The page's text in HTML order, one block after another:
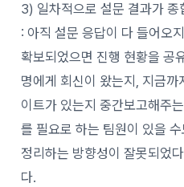
3) 일차적으로 설문 결과가 종
: 아직 설문 응답이 다 들어오
확보되었으면 진행 현황을 공
명에게 회신이 왔는지, 지금
이트가 있는지 중간보고해주
를 필요로 하는 팀원이 있을
정리하는 방향성이 잘못되었
다.